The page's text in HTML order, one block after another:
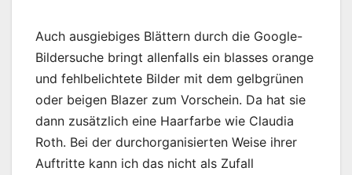
Auch ausgiebiges Blättern durch die Google-
Bildersuche bringt allenfalls ein blasses orange
und fehlbelichtete Bilder mit dem gelbgrünen
oder beigen Blazer zum Vorschein. Da hat sie
dann zusätzlich eine Haarfarbe wie Claudia
Roth. Bei der durchorganisierten Weise ihrer
Auftritte kann ich das nicht als Zufall